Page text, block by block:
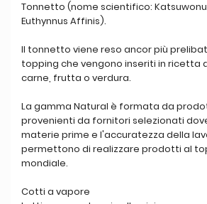
Tonnetto (nome scientifico:
Euthynnus Affinis).
Il tonnetto viene reso ancor più
topping che vengono inseriti in ricetta
carne, frutta o verdura.
La gamma Natural è formata da
provenienti da fornitori selezionati
materie prime e l'accuratezza della
permettono di realizzare prodotti al
mondiale.
Cotti a vapore